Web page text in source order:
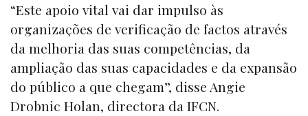
“Este apoio vital vai dar impulso às
organizações de verificação de factos através
da melhoria das suas competências, da
ampliação das suas capacidades e da expansão
do público a que chegam”, disse Angie
Drobnic Holan, directora da IFCN.